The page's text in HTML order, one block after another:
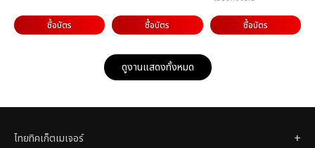
ซื้อบัตร ซื้อบัตร ซื้อบัตร
ดูงานแสดงทั้งหมด
ไทยทิคเก็ตเมเจอร์